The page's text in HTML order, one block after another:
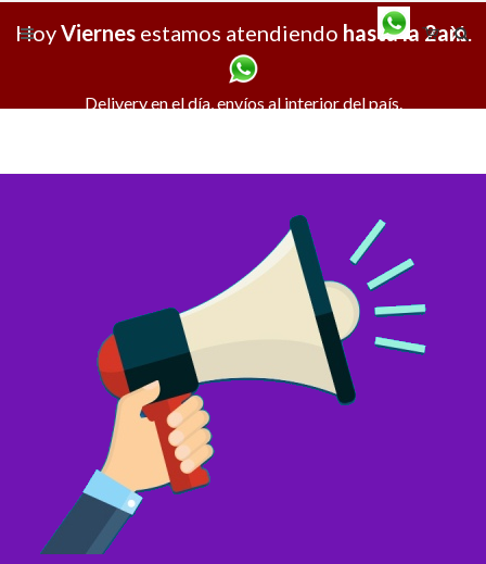
X
HoyViernesestamos atendiendo hasta la 2am.
Delivery en el día, envíos al interior del país.